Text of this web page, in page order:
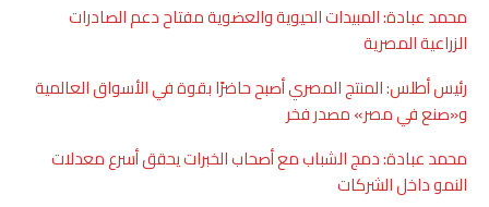
محمد عبادة: المبيدات الحيوية والعضوية مفتاح دعم الصادرات
الزراعية المصرية
رئيس أطلس: المنتج المصري أصبح حاضرًا بقوة في الأسواق العالمية
و«صنع في مصر» مصدر فخر
محمد عبادة: دمج الشباب مع أصحاب الخبرات يحقق أسرع معدلات
النمو داخل الشركات